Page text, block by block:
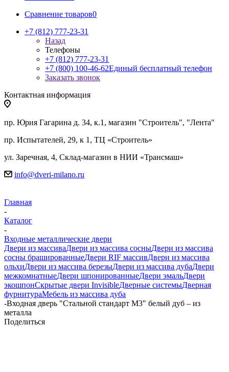
Сравнение товаров0
+7 (812) 777-23-31
Назад
Телефоны
+7 (812) 777-23-31
+7 (800) 100-46-62Единый бесплатный телефон
Заказать звонок
Контактная информация
пр. Юрия Гагарина д. 34, к.1, магазин "Строитель", "Лента"
пр. Испытателей, 29, к 1, ТЦ «Строитель»
ул. Заречная, 4, Склад-магазин в НИИ «Трансмаш»
info@dveri-milano.ru
Главная
-
Каталог
-
Входные металлические двери
Двери из массиваДвери из массива сосныДвери из массива
сосны брашированныеДвери RIF массивДвери из массива
ольхиДвери из массива березыДвери из массива дубаДвери
межкомнатныеДвери шпонированныеДвери эмальДвери
экошпонСкрытые двери InvisibleДверные системыДверная
фурнитураМебель из массива дуба
-Входная дверь "Стальной стандарт М3" белый дуб – из
металла
Поделиться